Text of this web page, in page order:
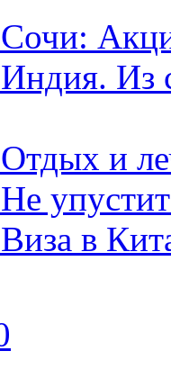
Сочи:
Индия. Из
Отдых и
Не
Виза в